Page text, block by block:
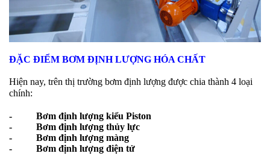
ĐẶC ĐIỂM BƠM ĐỊNH LƯỢNG HÓA CHẤT
Hiện nay, trên thị trường bơm định lượng được chia thành 4 loại
chính:
- Bơm định lượng kiểu Piston
- Bơm định lượng thủy lực
- Bơm định lượng màng
- Bơm định lượng điện tử